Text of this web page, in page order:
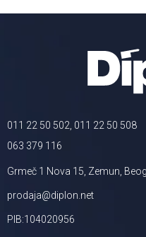
011 22 50 502, 011 22 50 508
063 379 116
Grmeč 1 Nova 15, Zemun,
prodaja@diplon.net
PIB:104020956